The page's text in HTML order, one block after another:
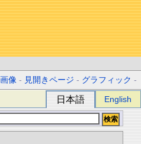
像 - 見開きページ - グラフィック -
日本語 English